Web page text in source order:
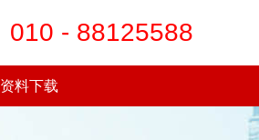
010 - 88125588
资料下载